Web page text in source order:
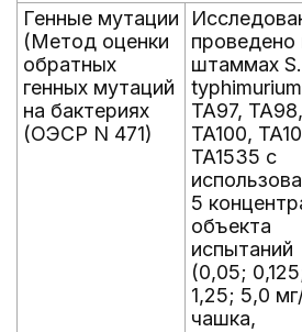
Генные мутации
(Метод оценки
обратных
генных мутаций
на бактериях
(ОЭСР N 471)
проведено
штаммах S.
TA97, TA98,
TA100,
TA1535 с
5
объекта
испытаний
(0,05;
1,25; 5,0
чашка,